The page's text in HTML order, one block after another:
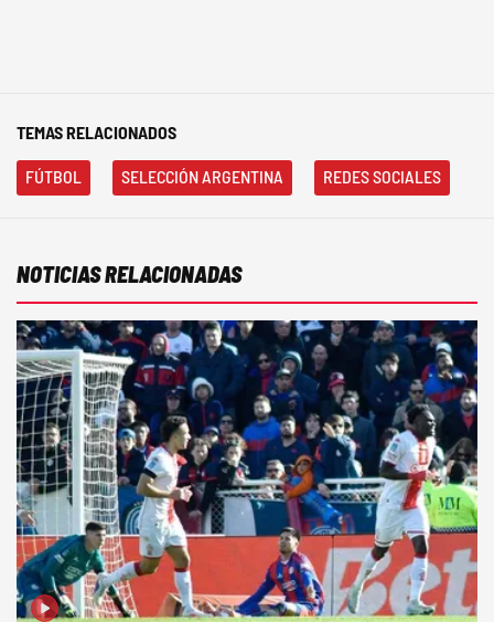
TEMAS RELACIONADOS
FÚTBOL SELECCIÓN ARGENTINA REDES SOCIALES
NOTICIAS RELACIONADAS